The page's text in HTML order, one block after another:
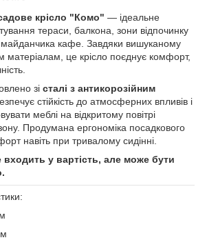
крісло "Комо" — ідеальне
тераси, балкона, зони відпочинку
майданчика кафе. Завдяки вишуканому
матеріалам, це крісло поєднує комфорт,
зі сталі з антикорозійним
стійкість до атмосферних впливів і
меблі на відкритому повітрі
Продумана ергономіка посадкового
навіть при тривалому сидінні.
у вартість, але може бути